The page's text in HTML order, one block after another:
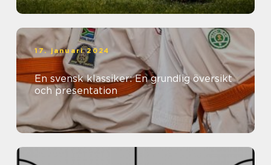
17. januari 2024
En svensk klassiker: En grundlig översikt
och presentation